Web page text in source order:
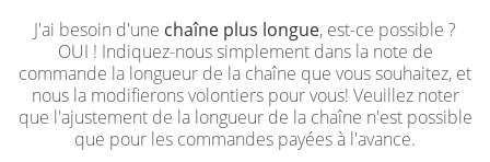
J'ai besoin d'une chaîne plus longue, est-ce possible ?
OUI ! Indiquez-nous simplement dans la note de
commande la longueur de la chaîne que vous souhaitez, et
nous la modifierons volontiers pour vous! Veuillez noter
que l'ajustement de la longueur de la chaîne n'est possible
que pour les commandes payées à l'avance.